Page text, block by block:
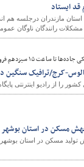
قد ایستاد
مازندران درجلسه هم
رانندگان ناوگان عمومی
۱۵ سیزدهم فروردین؛
کرج/ترافیک سنگین
را از رادیو اینترنتی